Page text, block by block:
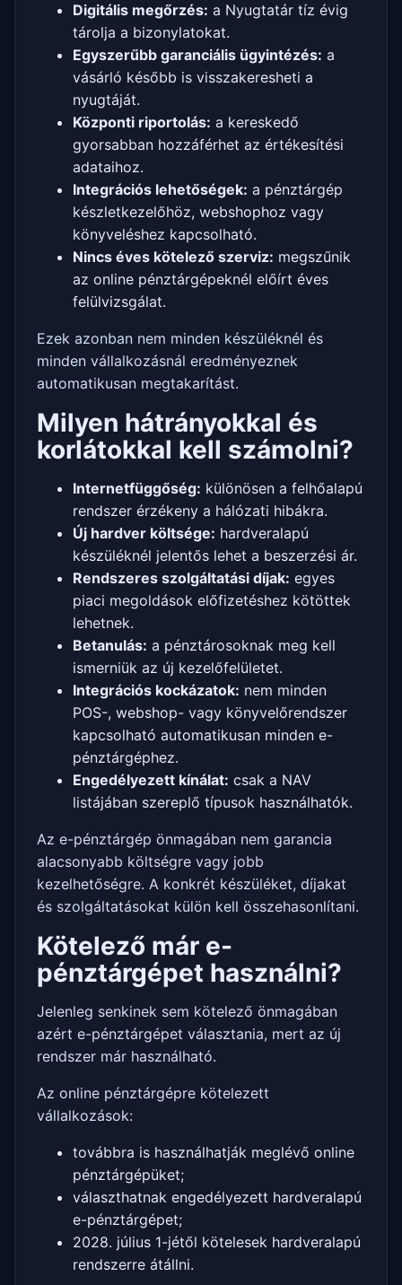
Digitális megőrzés: a Nyugtatár tíz évig
tárolja a bizonylatokat.
Egyszerűbb garanciális ügyintézés: a
vásárló később is visszakeresheti a
nyugtáját.
Központi riportolás: a kereskedő
gyorsabban hozzáférhet az értékesítési
adataihoz.
Integrációs lehetőségek: a pénztárgép
készletkezelőhöz, webshophoz vagy
könyveléshez kapcsolható.
Nincs éves kötelező szerviz: megszűnik
az online pénztárgépeknél előírt éves
felülvizsgálat.
Ezek azonban nem minden készüléknél és
minden vállalkozásnál eredményeznek
automatikusan megtakarítást.
Milyen hátrányokkal és
korlátokkal kell számolni?
Internetfüggőség: különösen a felhőalapú
rendszer érzékeny a hálózati hibákra.
Új hardver költsége: hardveralapú
készüléknél jelentős lehet a beszerzési ár.
Rendszeres szolgáltatási díjak: egyes
piaci megoldások előfizetéshez kötöttek
lehetnek.
Betanulás: a pénztárosoknak meg kell
ismerniük az új kezelőfelületet.
Integrációs kockázatok: nem minden
POS-, webshop- vagy könyvelőrendszer
kapcsolható automatikusan minden e-
pénztárgéphez.
Engedélyezett kínálat: csak a NAV
listájában szereplő típusok használhatók.
Az e-pénztárgép önmagában nem garancia
alacsonyabb költségre vagy jobb
kezelhetőségre. A konkrét készüléket, díjakat
és szolgáltatásokat külön kell összehasonlítani.
Kötelező már e-
pénztárgépet használni?
Jelenleg senkinek sem kötelező önmagában
azért e-pénztárgépet választania, mert az új
rendszer már használható.
Az online pénztárgépre kötelezett
vállalkozások:
továbbra is használhatják meglévő online
pénztárgépüket;
választhatnak engedélyezett hardveralapú
e-pénztárgépet;
2028. július 1-jétől kötelesek hardveralapú
rendszerre átállni.